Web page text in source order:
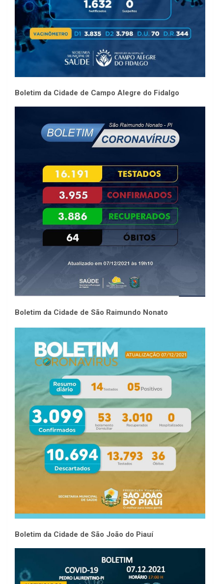
Boletim da Cidade de Campo Alegre do Fidalgo
Boletim da Cidade de São Raimundo Nonato
Boletim da Cidade de São João do Piauí